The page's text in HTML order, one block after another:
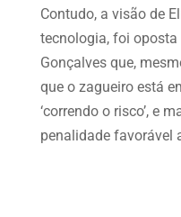
Contudo, a visão de
tecnologia, foi
Gonçalves que,
que o zagueiro está
‘correndo o risco’, e
penalidade favorável